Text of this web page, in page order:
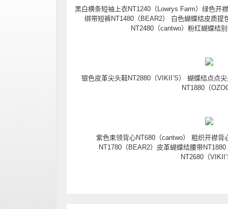
黑白横条短袖上衣NT1240（Lowrys Farm）绿色开
绑带短裤NT1480（BEAR2） 白色蝴蝶结皮质提
NT2480（cantwo）粉红蝴蝶结
银色皮革尖头鞋NT2880（VIKII’S） 蝴蝶结点点
NT1880（
紫色束领背心NT680（cantwo） 粗织开襟背
NT1780（BEAR2）皮革蝴蝶结腰带
NT2680（